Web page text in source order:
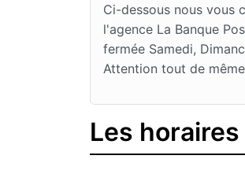
Ci-dessous nous vous
l'agence La Banque
fermée Samedi,
Attention tout de
Les